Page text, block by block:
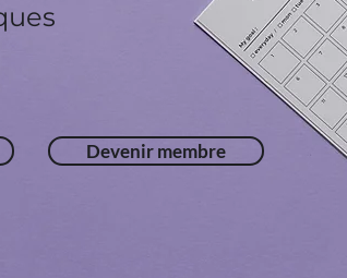
Devenir membre